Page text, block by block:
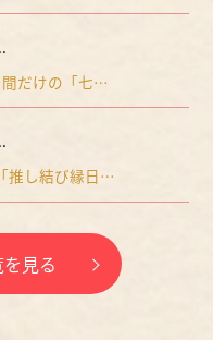
だけの「七…
推し結び縁日…
見る